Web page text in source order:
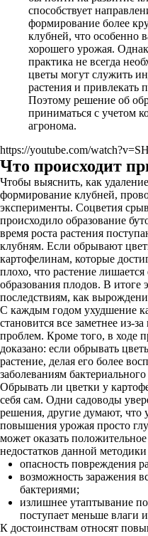
способствует
формирование более
клубней, что особенно
хорошего урожая.
практика не всегда
цветы могут служить
растения и привлекать
Поэтому решение об
приниматься с учетом
агронома.
https://youtube.com/
Что происходит
Чтобы выяснить, как
формирование клубней,
эксперименты. Соцветия
происходило образование
время роста растения
клубням. Если обрывают
картофелинам, которые
плохо, что растение
образования плодов. В
последствиям, как
С каждым годом ухудшение
становится все заметнее из-
проблем. Кроме того, в ходе
доказано: если обрывать
растение, делая его более
заболеваниям бактериального
Обрывать ли цветки у
себя сам. Одни садоводы
решения, другие думают, что
повышения урожая просто
может оказать
недостатков данной
опасность повреждения
возможность заражения
бактериями;
излишнее утаптывание
поступает меньше влаги
К достоинствам относят